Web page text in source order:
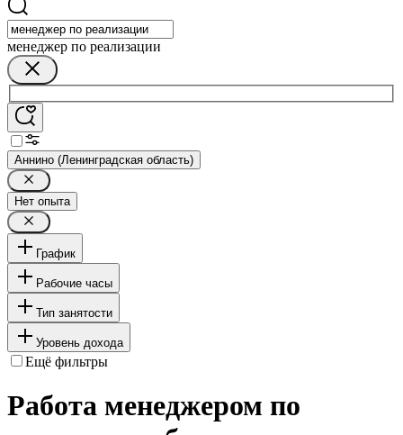
менеджер по реализации
Аннино (Ленинградская область)
Нет опыта
График
Рабочие часы
Тип занятости
Уровень дохода
Ещё фильтры
Работа менеджером по